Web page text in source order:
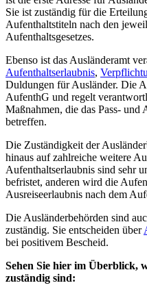
Sie ist zuständig für die
Aufenthaltstiteln nach den
Aufenthaltsgesetzes.
Ebenso ist das Ausländeramt
Aufenthaltserlaubnis,
Duldungen für Ausländer. Die
AufenthG und regelt
Maßnahmen, die das Pass-
betreffen.
Die Zuständigkeit der
hinaus auf zahlreiche weitere
Aufenthaltserlaubnis sind sehr
befristet, anderen wird die
Ausreiseerlaubnis nach dem
Die Ausländerbehörden sind
zuständig. Sie entscheiden über
bei positivem Bescheid.
Sehen Sie hier im Überblick,
zuständig sind: